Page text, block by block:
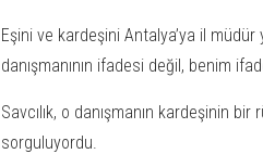
Eşini ve kardeşini Antalya’ya il müdür
danışmanının ifadesi değil, benim
Savcılık, o danışmanın kardeşinin
sorguluyordu.